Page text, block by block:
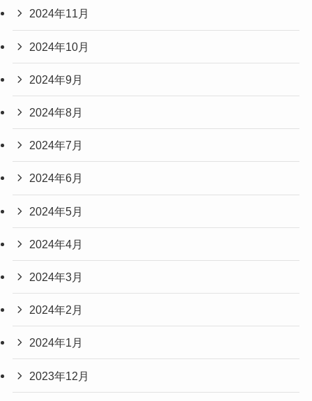
2024年11月
2024年10月
2024年9月
2024年8月
2024年7月
2024年6月
2024年5月
2024年4月
2024年3月
2024年2月
2024年1月
2023年12月